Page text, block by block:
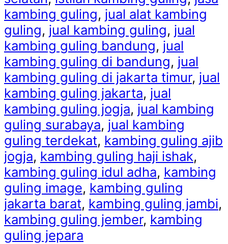
kambing guling, jual alat kambing
guling, jual kambing guling, jual
kambing guling bandung, jual
kambing guling di bandung, jual
kambing guling di jakarta timur, jual
kambing guling jakarta, jual
kambing guling jogja, jual kambing
guling surabaya, jual kambing
guling terdekat, kambing guling ajib
jogja, kambing guling haji ishak,
kambing guling idul adha, kambing
guling image, kambing guling
jakarta barat, kambing guling jambi,
kambing guling jember, kambing
guling jepara